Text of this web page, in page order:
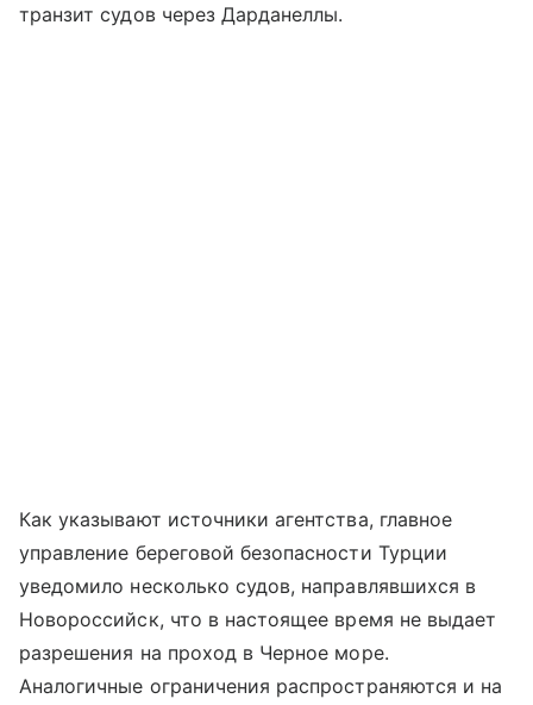
транзит судов через Дарданеллы.
Как указывают источники агентства, главное
управление береговой безопасности Турции
уведомило несколько судов, направлявшихся в
Новороссийск, что в настоящее время не выдает
разрешения на проход в Черное море.
Аналогичные ограничения распространяются и на